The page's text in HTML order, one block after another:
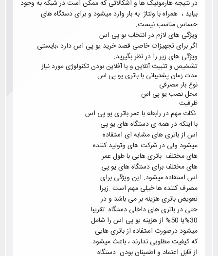
در نتیجه هارمونیک ها و اشکالاتی که ممکن است در شبکه به وجود
بیاید ، همراه با ولتاژ به بار وارد میشود و برای دستگاه های
حساس مناسب نیست.
ویژگی های لازم در انتخاب بو پی اس
اگر برای تجهیزات خاصی قصد خرید یو پی اس دارد ،بایستی
ویژگی های زیر را در نظر بگیرید:
تشخیص و تثبیت آنلاین و یا آفلاین بودن تکنولوژی مورد نیاز
مدت زمان پشتیبانی با باتری یو پی اس
نوع بار مصرفی
محل نصب یو پی اس
ظرفیت
نکات مهم در رابطه با عمر باتری یو پی اس
با اینکه در همه ی دستگاه های یو پی
اس از باتری های مشابه ای استفاده
میشود ولی در شرکت های وتولید کننده
های مختلف باتری هایی با طول عمر
های مختلف برای دستگاه های یو پی
اس استفاده میشود. این ویژگی برای
مصرف کننده ها خیلی مهم است .زیرا
تعویض باتری هزینه بر می باشد و در
حتی در باتری های داخلی دستگاه تقریبا
30%یا 50% از هزینه یو پی اس را شامل
میشود درصورت استفاده از باتری هایی
که کیفیت مطلوبی ندارند ، باعث میشود
از قابل اعتماد و اطمینان بودن دستگاه